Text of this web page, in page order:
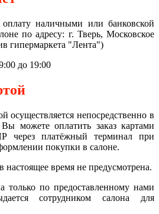
наличными или банковской
по адресу: г. Тверь, Московское
гипермаркета "Лента")
до 19:00
осуществляется непосредственно в
можете оплатить заказ картами
через платёжный терминал при
покупки в салоне.
настоящее время не предусмотрена.
только по предоставленному нами
сотрудником салона для